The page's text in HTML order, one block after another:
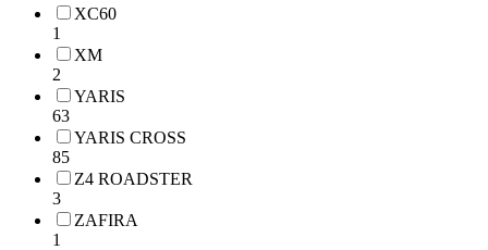
XC60
1
XM
2
YARIS
63
YARIS CROSS
85
Z4 ROADSTER
3
ZAFIRA
1